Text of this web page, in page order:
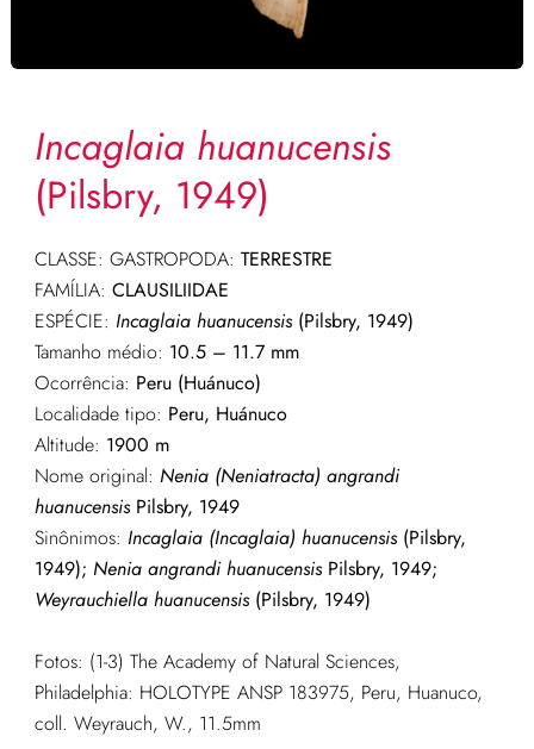
Incaglaia huanucensis
(Pilsbry, 1949)
CLASSE: GASTROPODA: TERRESTRE
FAMÍLIA: CLAUSILIIDAE
ESPÉCIE: Incaglaia huanucensis(Pilsbry, 1949)
Tamanho médio: 10.5 – 11.7 mm
Ocorrência: Peru (Huánuco)
Localidade tipo: Peru, Huánuco
Altitude: 1900 m
Nome original: Nenia (Neniatracta) angrandi
huanucensisPilsbry, 1949
Sinônimos: Incaglaia (Incaglaia) huanucensis(Pilsbry,
1949); Nenia angrandi huanucensisPilsbry, 1949;
Weyrauchiella huanucensis(Pilsbry, 1949)
Fotos: (1-3) The Academy of Natural Sciences,
Philadelphia: HOLOTYPE ANSP 183975, Peru, Huanuco,
coll. Weyrauch, W., 11.5mm